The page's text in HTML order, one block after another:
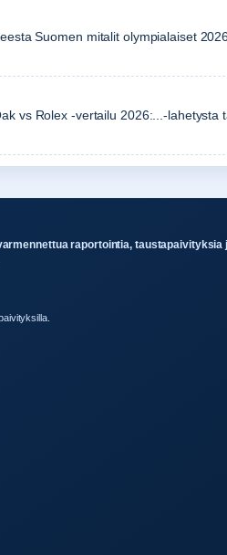
Suomen mitalit olympialaiset
vs Rolex -vertailu 2026:...-
raportointia, taustapaivityksia